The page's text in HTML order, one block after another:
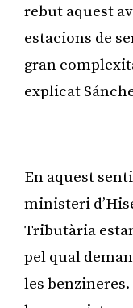
rebut aquest
estacions de
gran
explicat
En aquest
ministeri
Tributària
pel qual
les